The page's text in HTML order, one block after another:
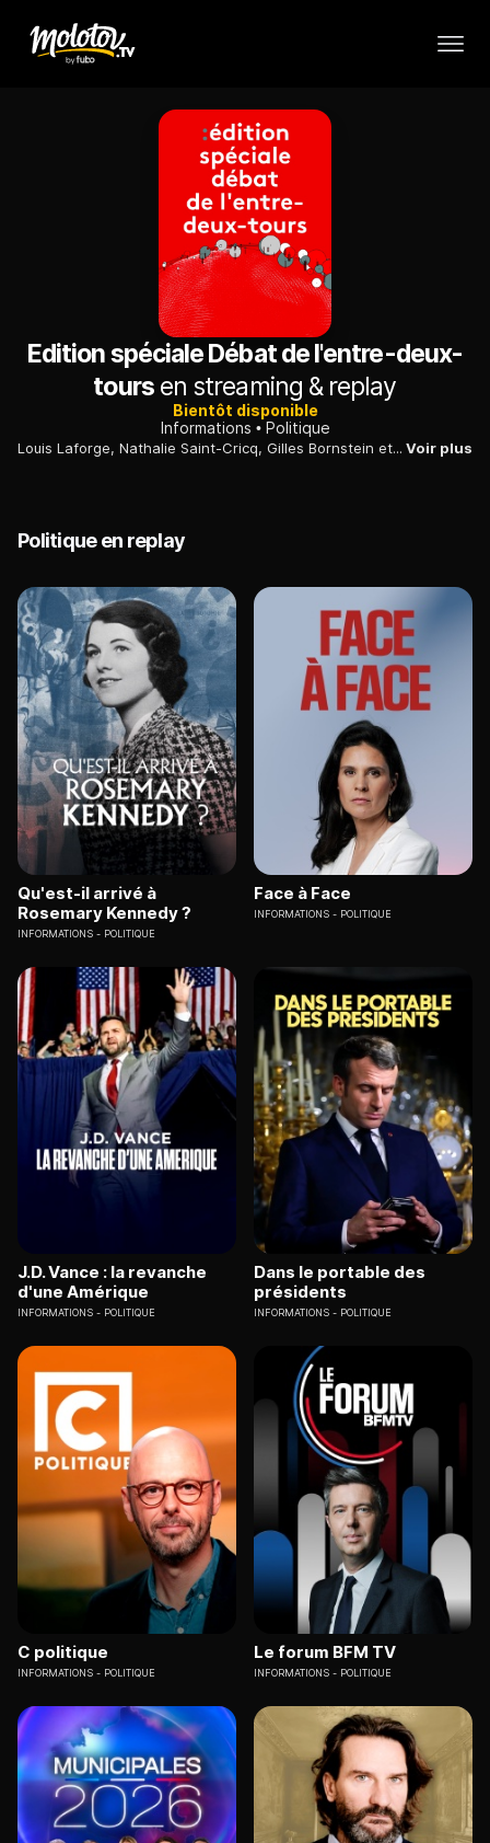
Edition spéciale Débat de l'entre-deux-
toursen streaming & replay
Bientôt disponible
Informations
Politique
Louis Laforge, Nathalie Saint-Cricq, Gilles Bornstein et Hugo Domenach, journaliste à l'INA, font revivre le grand débat de 2017 : Marine Le Pen et Emmanuel Macron ont-ils changé ? Quelles étaient leurs propositions, quelles sont-elles maintenant ? La campagne 2022 ressemble-t-elle à celle de 2017 ? Voir plus
Politique en replay
Qu'est-il arrivé à
Rosemary Kennedy ?
INFORMATIONS POLITIQUE
Face à Face
INFORMATIONS POLITIQUE
J.D. Vance : la revanche
d'une Amérique
INFORMATIONS POLITIQUE
Dans le portable des
présidents
INFORMATIONS POLITIQUE
C politique
INFORMATIONS POLITIQUE
Le forum BFM TV
INFORMATIONS POLITIQUE